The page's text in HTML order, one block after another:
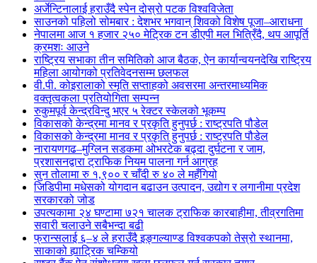
अर्जेन्टिनालाई हराउँदै स्पेन दोस्रो पटक विश्वविजेता
साउनको पहिलो सोमबार : देशभर भगवान् शिवको विशेष पूजा–आराधना
नेपालमा आज १ हजार २५० मेट्रिक टन डीएपी मल भित्रिँदै, थप आपूर्ति
क्रमशः आउने
राष्ट्रिय सभाका तीन समितिको आज बैठक, ऐन कार्यान्वयनदेखि राष्ट्रिय
महिला आयोगको प्रतिवेदनसम्म छलफल
वी.पी. कोइरालाको स्मृति सप्ताहको अवसरमा अन्तरमाध्यमिक
वक्तृत्वकला प्रतियोगिता सम्पन्न
रुकुमपूर्व केन्द्रविन्दु भएर ५ रेक्टर स्केलको भूकम्प
विकासको केन्द्रमा मानव र प्रकृति हुनुपर्छ : राष्ट्रपति पौडेल
विकासको केन्द्रमा मानव र प्रकृति हुनुपर्छ : राष्ट्रपति पौडेल
नारायणगढ–मुग्लिन सडकमा ओभरटेक बढ्दा दुर्घटना र जाम,
प्रशासनद्वारा ट्राफिक नियम पालना गर्न आग्रह
सुन तोलामा रु १,९०० र चाँदी रु ४० ले महँगियो
जिडिपीमा मधेसको योगदान बढाउन उत्पादन, उद्योग र लगानीमा प्रदेश
सरकारको जोड
उपत्यकामा २४ घण्टामा ७२१ चालक ट्राफिक कारबाहीमा, तीव्रगतिमा
सवारी चलाउने सबैभन्दा बढी
फ्रान्सलाई ६–४ ले हराउँदै इङ्गल्याण्ड विश्वकपको तेस्रो स्थानमा,
साकाको ह्याट्रिक चम्कियो